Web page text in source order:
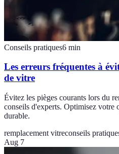
Conseils pratiques6 min
Les erreurs fréquentes à
de vitre
Évitez les pièges courants lors du
conseils d'experts. Optimisez votre
durable.
remplacement vitreconseils
Aug 7